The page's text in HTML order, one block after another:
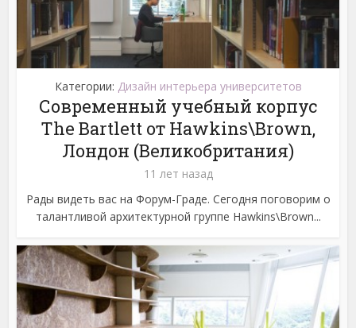
Категории: Дизайн интерьера университетов
Современный учебный корпус
The Bartlett от Hawkins\Brown,
Лондон (Великобритания)
11 лет назад
Рады видеть вас на Форум-Граде. Сегодня поговорим о
талантливой архитектурной группе Hawkins\Brown...